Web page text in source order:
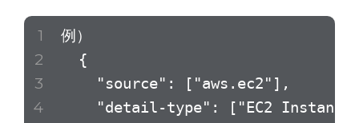
例）
{
"source": ["aws.ec2"],
"detail-type": ["EC2 Instance